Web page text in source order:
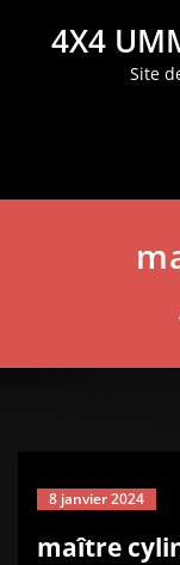
4X4
Site
8 janvier 2024
maître